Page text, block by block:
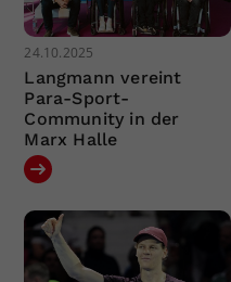
24.10.2025
Langmann vereint
Para-Sport-
Community in der
Marx Halle